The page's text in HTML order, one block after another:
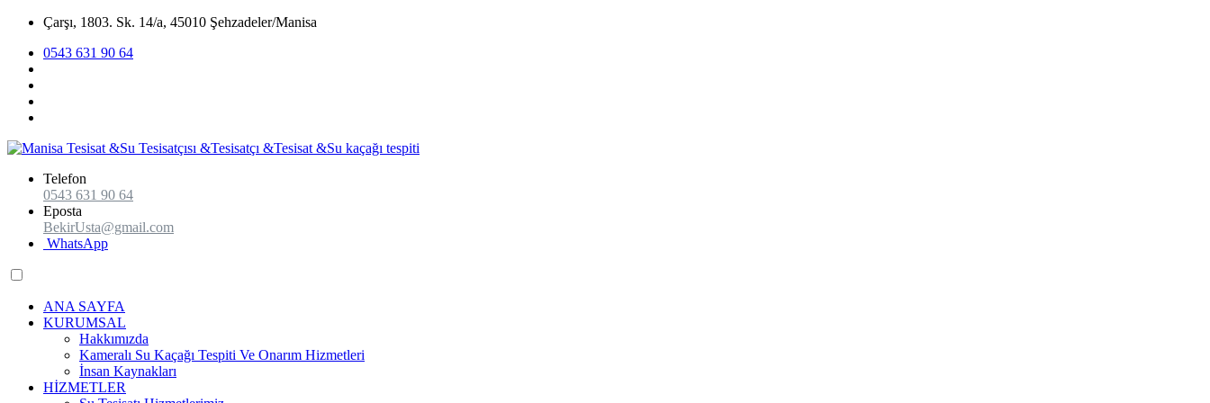
Çarşı, 1803. Sk. 14/a, 45010 Şehzadeler/Manisa
0543 631 90 64
Telefon
0543 631 90 64
Eposta
BekirUsta@gmail.com
WhatsApp
ANA SAYFA
KURUMSAL
Hakkımızda
Kameralı Su Kaçağı Tespiti Ve Onarım Hizmetleri
İnsan Kaynakları
HİZMETLER